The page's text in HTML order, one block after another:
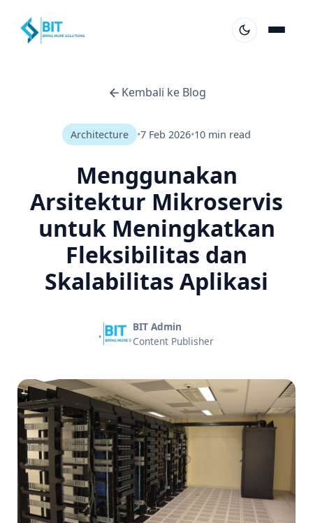
Kembali ke Blog
Architecture •7 Feb 2026•10 min read
Menggunakan
Arsitektur Mikroservis
untuk Meningkatkan
Fleksibilitas dan
Skalabilitas Aplikasi
BIT Admin
Content Publisher